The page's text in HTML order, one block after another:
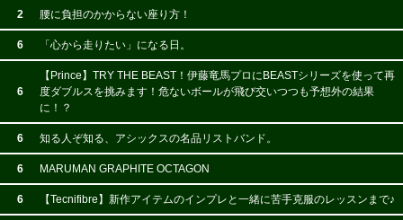
2 腰に負担のかからない座り方！
6 「心から走りたい」になる日。
6
【Prince】TRY THE BEAST！伊藤竜馬プロにBEASTシリーズを使って再
度ダブルスを挑みます！危ないボールが飛び交いつつも予想外の結果
に！？
6 知る人ぞ知る、アシックスの名品リストバンド。
6 MARUMAN GRAPHITE OCTAGON
6 【Tecnifibre】新作アイテムのインプレと一緒に苦手克服のレッスンまで♪